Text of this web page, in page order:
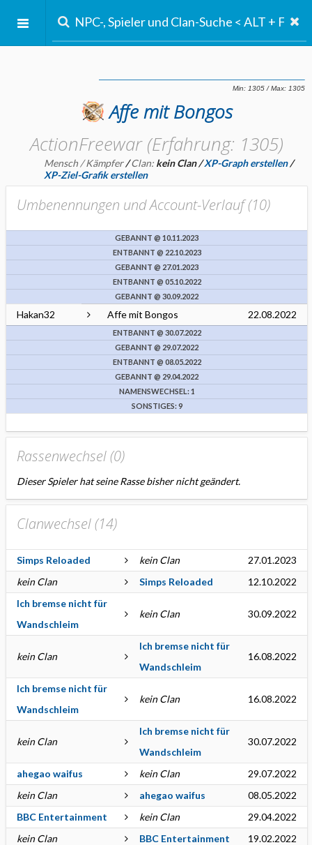
Affe mit Bongos
ActionFreewar (Erfahrung: 1305)
Mensch / Kämpfer/Clan: kein Clan/XP-Graph erstellen/
XP-Ziel-Grafik erstellen
Umbenennungen und Account-Verlauf (10)
GEBANNT @ 10.11.2023
ENTBANNT @ 22.10.2023
GEBANNT @ 27.01.2023
ENTBANNT @ 05.10.2022
GEBANNT @ 30.09.2022
Hakan32 Affe mit Bongos 22.08.2022
ENTBANNT @ 30.07.2022
GEBANNT @ 29.07.2022
ENTBANNT @ 08.05.2022
GEBANNT @ 29.04.2022
NAMENSWECHSEL: 1
SONSTIGES: 9
Rassenwechsel (0)
Dieser Spieler hat seine Rasse bisher nicht geändert.
Clanwechsel (14)
Simps Reloaded kein Clan
27.01.2023
kein Clan
Simps Reloaded
12.10.2022
Ich bremse nicht für
Wandschleim
kein Clan 30.09.2022
kein Clan
Ich bremse nicht für
Wandschleim
16.08.2022
Ich bremse nicht für
Wandschleim
kein Clan 16.08.2022
kein Clan
Ich bremse nicht für
Wandschleim
30.07.2022
ahegao waifus kein Clan
29.07.2022
kein Clan
ahegao waifus
08.05.2022
BBC Entertainment
kein Clan
29.04.2022
kein Clan
BBC Entertainment
19.02.2022